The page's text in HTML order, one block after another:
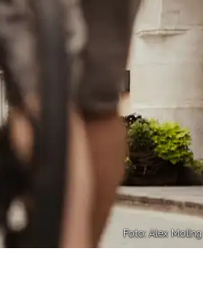
Foto: Alex Moling